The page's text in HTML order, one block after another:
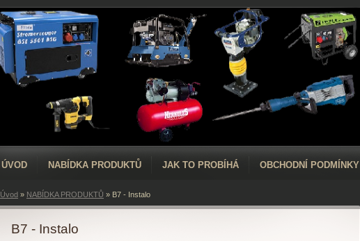
ÚVOD NABÍDKA PRODUKTŮ JAK TO PROBÍHÁ OBCHODNÍ PODMÍNKY
Úvod » NABÍDKA PRODUKTŮ » B7 - Instalo
B7 - Instalo